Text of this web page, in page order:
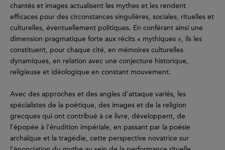
chantés et images actualisent les mythes et les rendent
efficaces pour des circonstances singulières, sociales, rituelles et
culturelles, éventuellement politiques. En conférant ainsi une
dimension pragmatique forte aux récits « mythiques », ils les
constituent, pour chaque cité, en mémoires culturelles
dynamiques, en relation avec une conjecture historique,
religieuse et idéologique en constant mouvement.
Avec des approches et des angles d’attaque variés, les
spécialistes de la poétique, des images et de la religion
grecques qui ont contribué à ce livre, développent, de
l’épopée à l’érudition impériale, en passant par la poésie
archaïque et la tragédie, cette perspective novatrice sur